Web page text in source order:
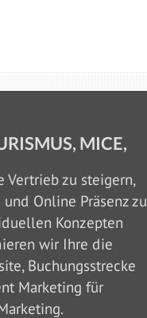
MICE,
Vertrieb zu steigern,
Online Präsenz zu
Konzepten
wir Ihre die
Buchungsstrecke
Marketing für